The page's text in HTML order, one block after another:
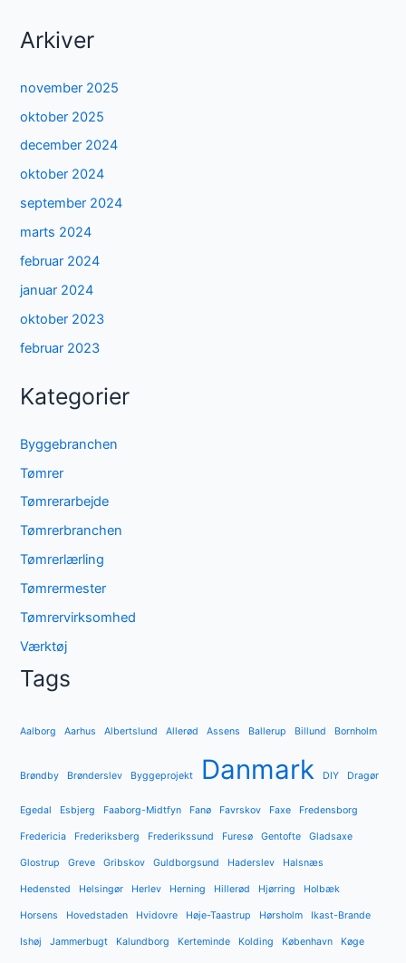
Arkiver
november 2025
oktober 2025
december 2024
oktober 2024
september 2024
marts 2024
februar 2024
januar 2024
oktober 2023
februar 2023
Kategorier
Byggebranchen
Tømrer
Tømrerarbejde
Tømrerbranchen
Tømrerlærling
Tømrermester
Tømrervirksomhed
Værktøj
Tags
Aalborg Aarhus Albertslund Allerød Assens Ballerup Billund Bornholm
Brøndby Brønderslev Byggeprojekt Danmark DIY Dragør
Egedal Esbjerg Faaborg-Midtfyn Fanø Favrskov Faxe Fredensborg
Fredericia Frederiksberg Frederikssund Furesø Gentofte Gladsaxe
Glostrup Greve Gribskov Guldborgsund Haderslev Halsnæs
Hedensted Helsingør Herlev Herning Hillerød Hjørring Holbæk
Horsens Hovedstaden Hvidovre Høje-Taastrup Hørsholm Ikast-Brande
Ishøj Jammerbugt Kalundborg Kerteminde Kolding København Køge